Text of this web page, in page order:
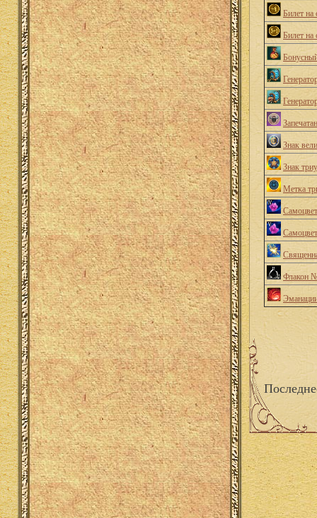
Билет на
Билет на
Знак
Знак
Метка
Флакон